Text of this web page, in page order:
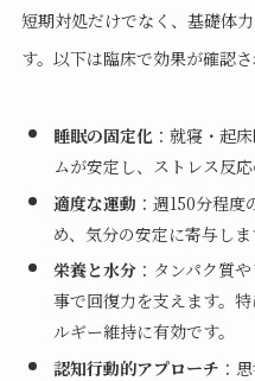
短期対処だけでなく、基礎体
す。以下は臨床で効果が確認さ
睡眠の固定化：就寝・起
ムが安定し、ストレス反
適度な運動 ：週150分程
め、気分の安定に寄与しま
栄養と水分：タンパク質
事で回復力を支えます。
ルギー維持に有効です。
認知行動的アプローチ ：